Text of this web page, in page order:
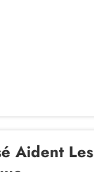
Aident Les